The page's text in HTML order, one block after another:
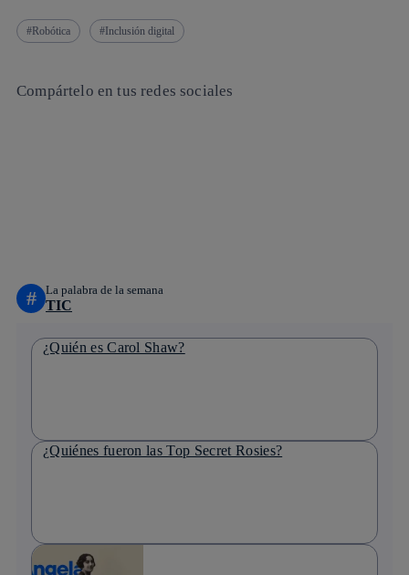
Robótica Inclusión digital
Compártelo en tus redes sociales
# La palabra de la semana
TIC
¿Quién es Carol Shaw?
¿Quiénes fueron las Top Secret Rosies?